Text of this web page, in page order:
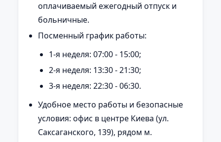
оплачиваемый ежегодный отпуск и
больничные.
Посменный график работы:
1-я неделя: 07:00 - 15:00;
2-я неделя: 13:30 - 21:30;
3-я неделя: 22:30 - 06:30.
Удобное место работы и безопасные
условия: офис в центре Киева (ул.
Саксаганского, 139), рядом м.